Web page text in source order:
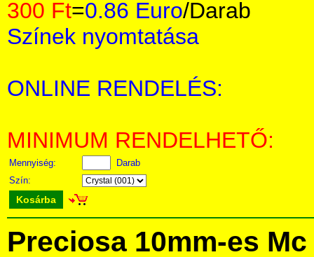
300 Ft=0.86 Euro/Darab
Színek nyomtatása
ONLINE RENDELÉS:
MINIMUM RENDELHETŐ:
Mennyiség:
Darab
Szín:
Kosárba
Preciosa 10mm-es